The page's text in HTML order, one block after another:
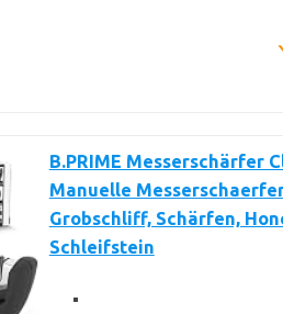
B.PRIME Messerschärfer
Manuelle
Grobschliff, Schärfen,
Schleifstein